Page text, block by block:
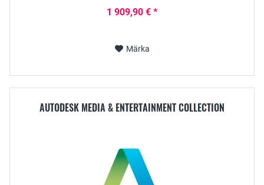
1 909,90 € *
Märka
AUTODESK MEDIA & ENTERTAINMENT COLLECTION